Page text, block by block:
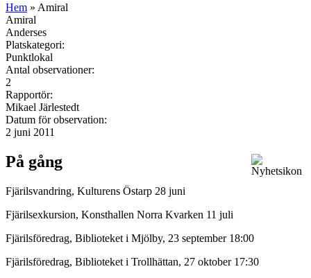
Hem » Amiral
Amiral
Anderses
Platskategori:
Punktlokal
Antal observationer:
2
Rapportör:
Mikael Järlestedt
Datum för observation:
2 juni 2011
På gång
Fjärilsvandring, Kulturens Östarp 28 juni
Fjärilsexkursion, Konsthallen Norra Kvarken 11 juli
Fjärilsföredrag, Biblioteket i Mjölby, 23 september 18:00
Fjärilsföredrag, Biblioteket i Trollhättan, 27 oktober 17:30